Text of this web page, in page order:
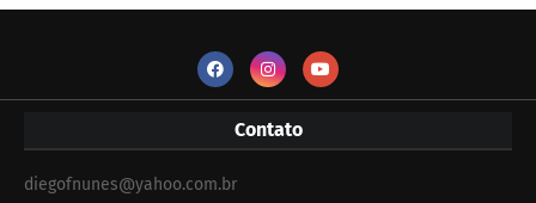
Contato
diegofnunes@yahoo.com.br